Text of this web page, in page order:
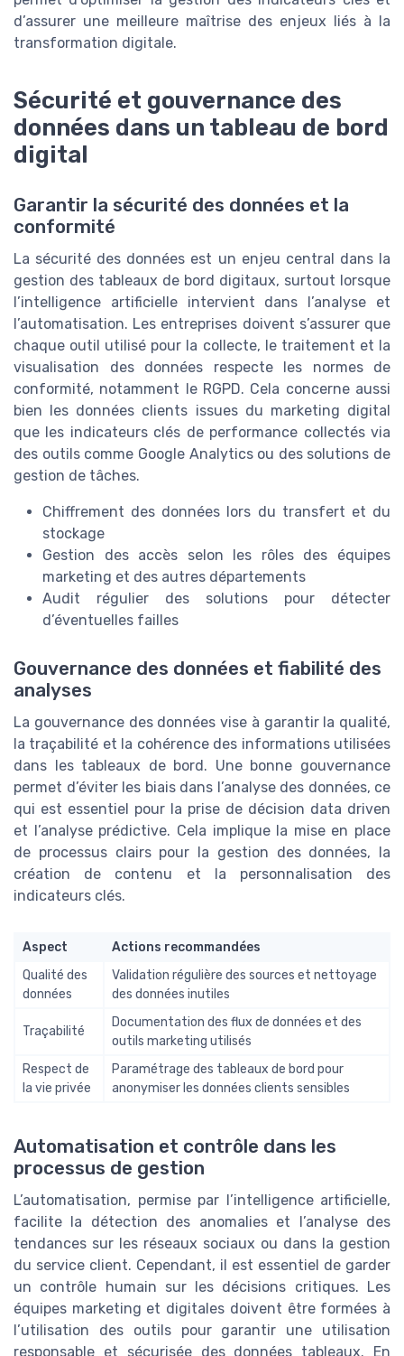
d’assurer une meilleure maîtrise des enjeux liés à la
transformation digitale.
Sécurité et gouvernance des
données dans un tableau de bord
digital
Garantir la sécurité des données et la
conformité
La sécurité des données est un enjeu central dans la
gestion des tableaux de bord digitaux, surtout lorsque
l’intelligence artificielle intervient dans l’analyse et
l’automatisation. Les entreprises doivent s’assurer que
chaque outil utilisé pour la collecte, le traitement et la
visualisation des données respecte les normes de
conformité, notamment le RGPD. Cela concerne aussi
bien les données clients issues du marketing digital
que les indicateurs clés de performance collectés via
des outils comme Google Analytics ou des solutions de
gestion de tâches.
Chiffrement des données lors du transfert et du
stockage
Gestion des accès selon les rôles des équipes
marketing et des autres départements
Audit régulier des solutions pour détecter
d’éventuelles failles
Gouvernance des données et fiabilité des
analyses
La gouvernance des données vise à garantir la qualité,
la traçabilité et la cohérence des informations utilisées
dans les tableaux de bord. Une bonne gouvernance
permet d’éviter les biais dans l’analyse des données, ce
qui est essentiel pour la prise de décision data driven
et l’analyse prédictive. Cela implique la mise en place
de processus clairs pour la gestion des données, la
création de contenu et la personnalisation des
indicateurs clés.
Aspect
Actions recommandées
Qualité des
données
Validation régulière des sources et nettoyage
des données inutiles
Traçabilité
Documentation des flux de données et des
outils marketing utilisés
Respect de
la vie privée
Paramétrage des tableaux de bord pour
anonymiser les données clients sensibles
Automatisation et contrôle dans les
processus de gestion
L’automatisation, permise par l’intelligence artificielle,
facilite la détection des anomalies et l’analyse des
tendances sur les réseaux sociaux ou dans la gestion
du service client. Cependant, il est essentiel de garder
un contrôle humain sur les décisions critiques. Les
équipes marketing et digitales doivent être formées à
l’utilisation des outils pour garantir une utilisation
responsable et sécurisée des données tableaux. En